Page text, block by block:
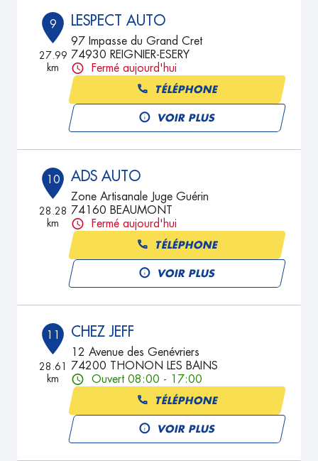
9
27.99
km
LESPECT AUTO
97 Impasse du Grand Cret
74930 REIGNIER-ESERY
Fermé aujourd'hui
TÉLÉPHONE
VOIR PLUS
10
28.28
km
ADS AUTO
Zone Artisanale Juge Guérin
74160 BEAUMONT
Fermé aujourd'hui
TÉLÉPHONE
VOIR PLUS
11
28.61
km
CHEZ JEFF
12 Avenue des Genévriers
74200 THONON LES BAINS
Ouvert 08:00 - 17:00
TÉLÉPHONE
VOIR PLUS